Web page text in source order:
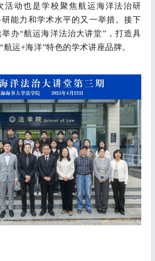
活动也是学校聚焦航运海洋法治研
能力和学术水平的又一举措。接下
举办“航运海洋法治大讲堂”，打造具
运+海洋”特色的学术讲座品牌。